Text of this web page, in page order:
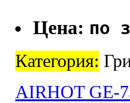
Цена: по
Категория:
AIRHOT GE-